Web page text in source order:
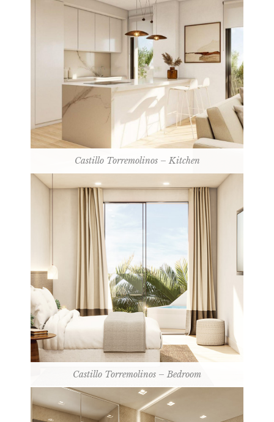
Castillo Torremolinos – Kitchen
Castillo Torremolinos – Bedroom